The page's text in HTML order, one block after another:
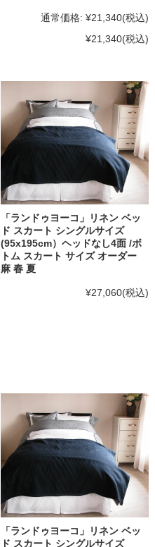
通常価格: ¥21,340(税込)
¥21,340(税込)
「ランドゥヨーコ」リネン ベッ
ド スカート シングルサイズ
(95x195cm）ヘッドなし4面 /ボ
トム スカート サイズ オーダー
麻 春 夏
¥27,060(税込)
「ランドゥヨーコ」リネン ベッ
ド スカート シングルサイズ